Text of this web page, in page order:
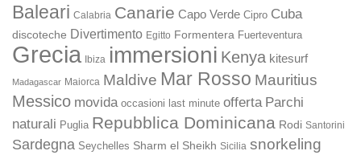
Baleari Calabria Canarie Capo Verde Cipro Cuba
discoteche Divertimento Egitto Formentera Fuerteventura
Grecia Ibiza immersioni Kenya kitesurf
Madagascar Maiorca Maldive Mar Rosso Mauritius
Messico movida occasioni last minute offerta Parchi
naturali Puglia Repubblica Dominicana Rodi Santorini
Sardegna Seychelles Sharm el Sheikh Sicilia snorkeling